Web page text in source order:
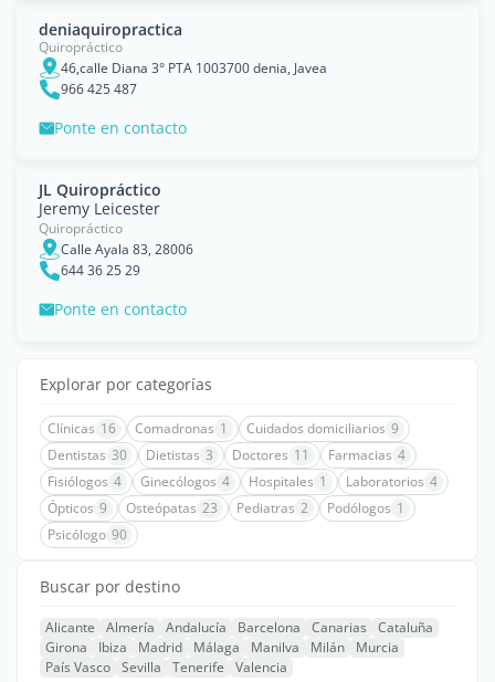
deniaquiropractica
Quiropráctico
46,calle Diana 3° PTA 1003700 denia, Javea
966 425 487
Ponte en contacto
JL Quiropráctico
Jeremy Leicester
Quiropráctico
Calle Ayala 83, 28006
644 36 25 29
Ponte en contacto
Explorar por categorías
Clínicas 16 Comadronas 1 Cuidados domiciliarios 9
Dentistas 30 Dietistas 3 Doctores 11 Farmacias 4
Fisiólogos 4 Ginecólogos 4 Hospitales 1 Laboratorios 4
Ópticos 9 Osteópatas 23 Pediatras 2 Podólogos 1
Psicólogo 90
Buscar por destino
Alicante Almería Andalucía Barcelona Canarias
Cataluña
Girona
Ibiza Madrid Málaga Manilva Milán
Murcia
País Vasco Sevilla Tenerife Valencia